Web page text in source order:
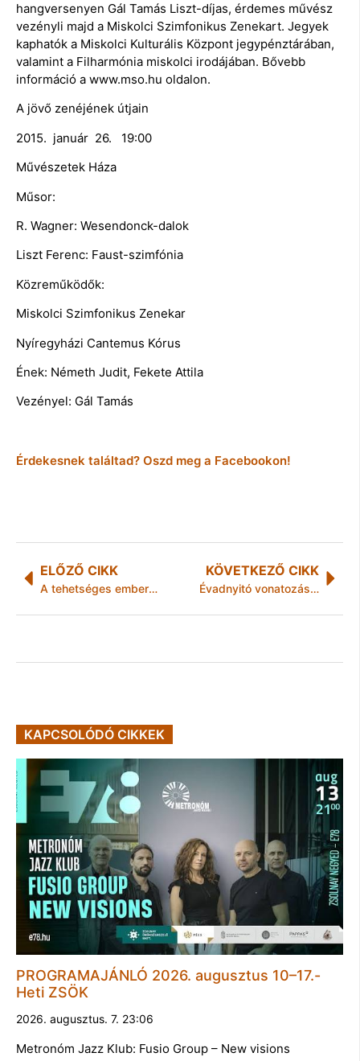
hangversenyen Gál Tamás Liszt-díjas, érdemes művész
vezényli majd a Miskolci Szimfonikus Zenekart. Jegyek
kaphatók a Miskolci Kulturális Központ jegypénztárában,
valamint a Filharmónia miskolci irodájában. Bővebb
információ a www.mso.hu oldalon.
A jövő zenéjének útjain
2015. január 26. 19:00
Művészetek Háza
Műsor:
R. Wagner: Wesendonck-dalok
Liszt Ferenc: Faust-szimfónia
Közreműködők:
Miskolci Szimfonikus Zenekar
Nyíregyházi Cantemus Kórus
Ének: Németh Judit, Fekete Attila
Vezényel: Gál Tamás
Érdekesnek találtad? Oszd meg a Facebookon!
ELŐZŐ CIKK
A tehetséges emberek tudatosabbak is
KÖVETKEZŐ CIKK
Évadnyitó vonatozás Mahócára
KAPCSOLÓDÓ CIKKEK
PROGRAMAJÁNLÓ 2026. augusztus 10–17.-
Heti ZSÖK
2026. augusztus. 7. 23:06
Metronóm Jazz Klub: Fusio Group – New visions